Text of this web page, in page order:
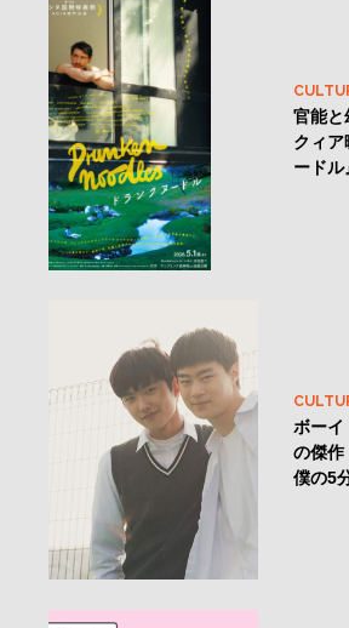
官能
クィア
ードル
ボーイ
の傑作
僕の5